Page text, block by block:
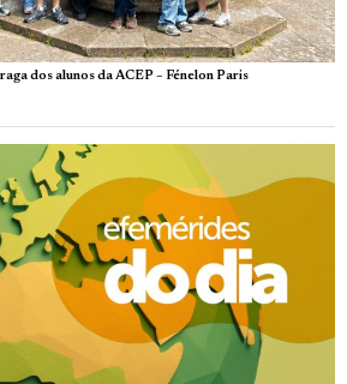
dos alunos da ACEP – Fénelon Paris